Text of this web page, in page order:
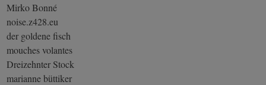
Mirko Bonné
noise.z428.eu
der goldene fisch
mouches volantes
Dreizehnter Stock
marianne büttiker